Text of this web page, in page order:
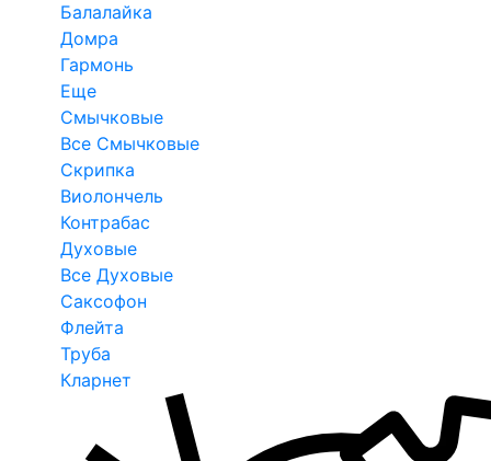
Балалайка
Домра
Гармонь
Еще
Смычковые
Все Смычковые
Скрипка
Виолончель
Контрабас
Духовые
Все Духовые
Саксофон
Флейта
Труба
Кларнет